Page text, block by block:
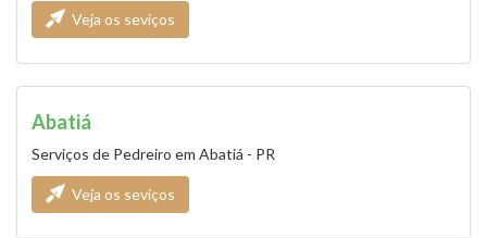
Veja os seviços
Abatiá
Serviços de Pedreiro em Abatiá - PR
Veja os seviços